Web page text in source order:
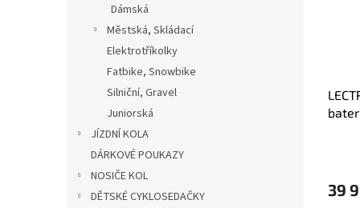
Dámská
Městská, Skládací
Elektrotříkolky
Fatbike, Snowbike
Silniční, Gravel
Juniorská
JÍZDNÍ KOLA
DÁRKOVÉ POUKAZY
NOSIČE KOL
DĚTSKÉ CYKLOSEDAČKY
39